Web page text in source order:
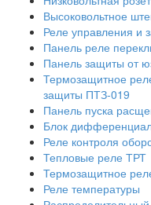
Высоковольтное
Реле управления и
Панель реле
Панель защиты от
Термозащитное
защиты ПТЗ-019
Панель пуска
Блок
Реле контроля
Тепловые реле ТРТ
Термозащитное
Реле температуры